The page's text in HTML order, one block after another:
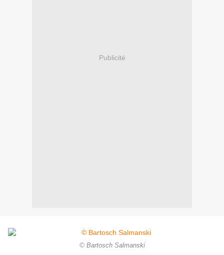
Publicité
© Bartosch Salmanski